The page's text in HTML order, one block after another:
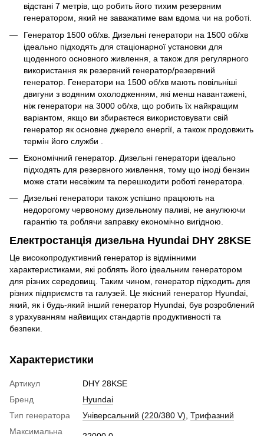
відстані 7 метрів, що робить його тихим резервним
генератором, який не заважатиме вам вдома чи на роботі.
Генератор 1500 об/хв. Дизельні генератори на 1500 об/хв
ідеально підходять для стаціонарної установки для
щоденного основного живлення, а також для регулярного
використання як резервний генератор/резервний
генератор. Генератори на 1500 об/хв мають повільніші
двигуни з водяним охолодженням, які менш навантажені,
ніж генератори на 3000 об/хв, що робить їх найкращим
варіантом, якщо ви збираєтеся використовувати свій
генератор як основне джерело енергії, а також продовжить
термін його служби .
Економічний генератор. Дизельні генератори ідеально
підходять для резервного живлення, тому що іноді бензин
може стати несвіжим та перешкодити роботі генератора.
Дизельні генератори також успішно працюють на
недорогому червоному дизельному паливі, не анулюючи
гарантію та роблячи заправку економічно вигідною.
Електростанція дизельна Hyundai DHY 28KSE
Це високопродуктивний генератор із відмінними
характеристиками, які роблять його ідеальним генератором
для різних середовищ. Таким чином, генератор підходить для
різних підприємств та галузей. Це якісний генератор Hyundai,
який, як і будь-який інший генератор Hyundai, був розроблений
з урахуванням найвищих стандартів продуктивності та
безпеки.
Характеристики
Артикул
DHY 28KSE
Бренд
Hyundai
Тип генератора
Універсальний (220/380 V) Трифазний
Максимальна